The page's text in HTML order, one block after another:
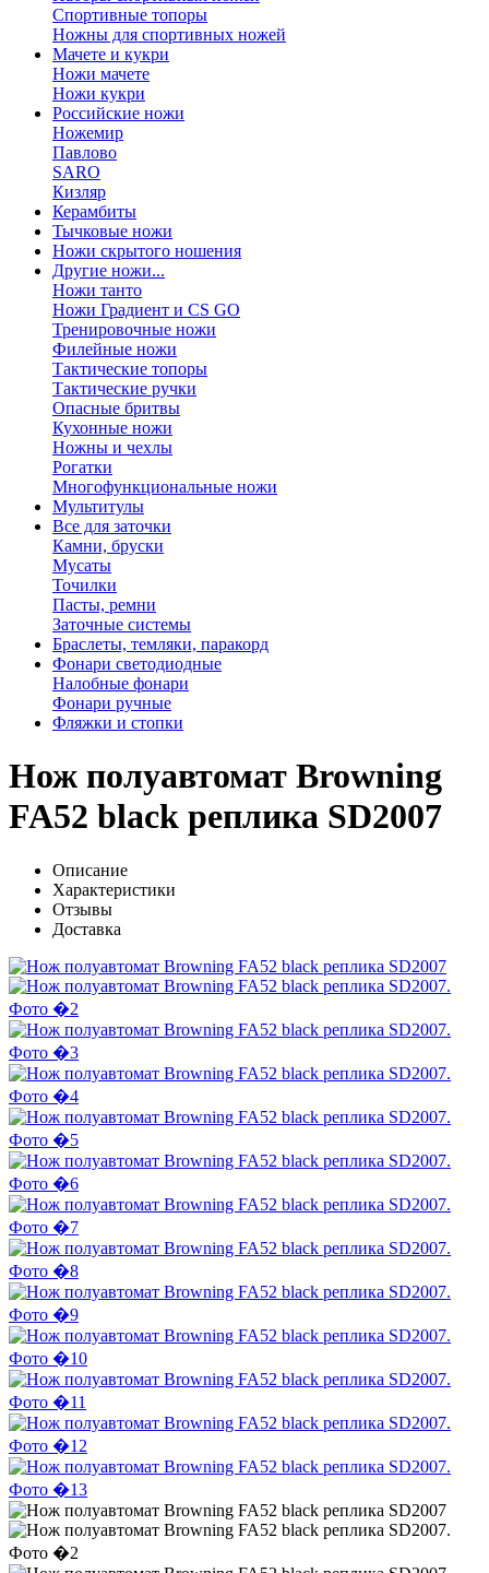
Спортивные топоры
Ножны для спортивных ножей
Мачете и кукри
Ножи мачете
Ножи кукри
Российские ножи
Ножемир
Павлово
SARO
Кизляр
Керамбиты
Тычковые ножи
Ножи скрытого ношения
Другие ножи...
Ножи танто
Ножи Градиент и CS GO
Тренировочные ножи
Филейные ножи
Тактические топоры
Тактические ручки
Опасные бритвы
Кухонные ножи
Ножны и чехлы
Рогатки
Многофункциональные ножи
Мультитулы
Все для заточки
Камни, бруски
Мусаты
Точилки
Пасты, ремни
Заточные системы
Браслеты, темляки, паракорд
Фонари светодиодные
Налобные фонари
Фонари ручные
Фляжки и стопки
Нож полуавтомат Browning
FA52 black реплика SD2007
Описание
Характеристики
Отзывы
Доставка